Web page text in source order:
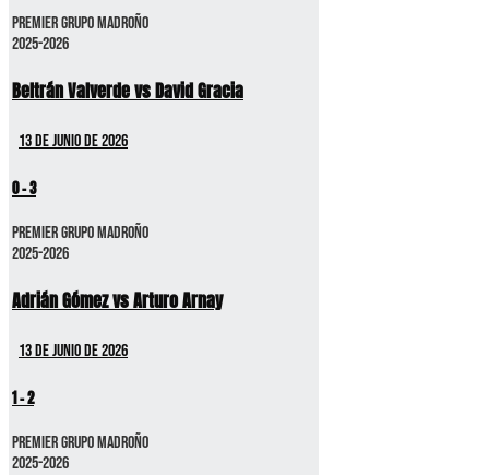
Premier GRUPO MADROÑO
2025-2026
Beltrán Valverde vs David Gracia
13 de junio de 2026
0-3
Premier GRUPO MADROÑO
2025-2026
Adrián Gómez vs Arturo Arnay
13 de junio de 2026
1-2
Premier GRUPO MADROÑO
2025-2026